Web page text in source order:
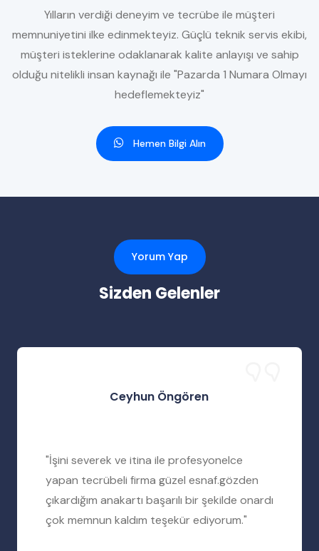
Yılların verdiği deneyim ve tecrübe ile müşteri
memnuniyetini ilke edinmekteyiz. Güçlü teknik servis ekibi,
müşteri isteklerine odaklanarak kalite anlayışı ve sahip
olduğu nitelikli insan kaynağı ile "Pazarda 1 Numara Olmayı
hedeflemekteyiz"
Hemen Bilgi Alın
Yorum Yap
Sizden Gelenler
Ceyhun Öngören
"İşini severek ve itina ile profesyonelce
yapan tecrübeli firma güzel esnaf.gözden
çıkardığım anakartı başarılı bir şekilde onardı
çok memnun kaldım teşekür ediyorum."